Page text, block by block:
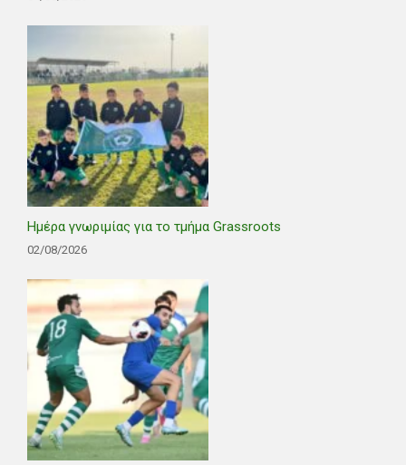
Ημέρα γνωριμίας για το τμήμα Grassroots
02/08/2026